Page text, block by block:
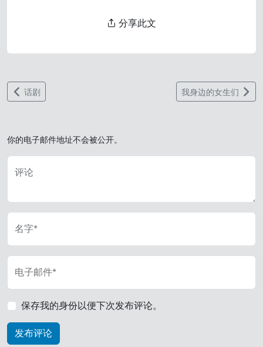
分享此文
话剧 我身边的女生们
你的电子邮件地址不会被公开。
评论
名字*
电子邮件*
保存我的身份以便下次发布评论。